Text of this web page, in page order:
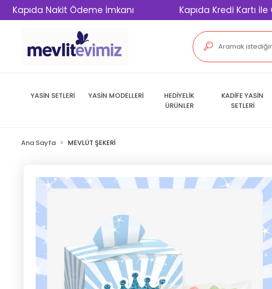
Nakit Ödeme İmkanı Kapıda Kredi Kartı İle Ödeme
YASİN SETLERİ YASİN MODELLERİ
HEDİYELİK
ÜRÜNLER
KADİFE YASİN
SETLERİ
Ana Sayfa MEVLÜT ŞEKERİ